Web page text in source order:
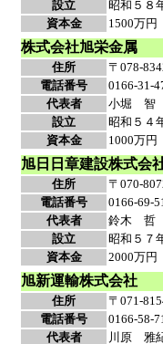
設立
昭和５８
資本金
1500万円
株式会社旭栄金属
住所
〒078-
電話番号
0166-31-
代表者
小堀 智
設立
昭和５４
資本金
1000万円
旭日日章建設株式会
住所
〒070-
電話番号
0166-69-
代表者
鈴木 哲
設立
昭和５７
資本金
2000万円
旭新運輸株式会社
住所
〒071-
電話番号
0166-58-
代表者
川原 雅